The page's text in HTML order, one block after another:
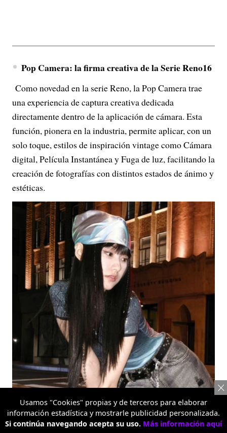
Pop Camera: la firma creativa de la Serie Reno16
Como novedad en la serie Reno, la Pop Camera trae
una experiencia de captura creativa dedicada
directamente dentro de la aplicación de cámara. Esta
función, pionera en la industria, permite aplicar, con un
solo toque, estilos de inspiración vintage como Cámara
digital, Película Instantánea y Fuga de luz, facilitando la
creación de fotografías con distintos estados de ánimo y
estéticas.
Pop Camera: la firma creativa de la Serie Reno16
Usamos "Cookies" propias y de terceros para elaborar
información estadística y mostrarle publicidad personalizada.
Si continúa navegando acepta su uso. Más información aquí